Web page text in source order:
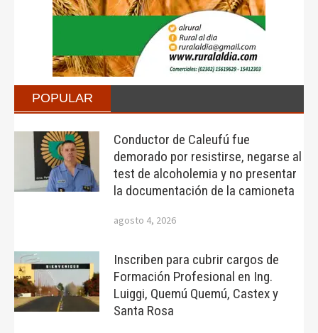
POPULAR
Conductor de Caleufú fue
demorado por resistirse, negarse al
test de alcoholemia y no presentar
la documentación de la camioneta
agosto 4, 2026
Inscriben para cubrir cargos de
Formación Profesional en Ing.
Luiggi, Quemú Quemú, Castex y
Santa Rosa